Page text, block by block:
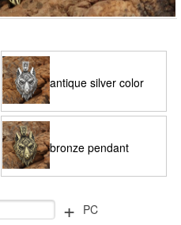
antique silver color
pendant
bronze pendant
+ PC